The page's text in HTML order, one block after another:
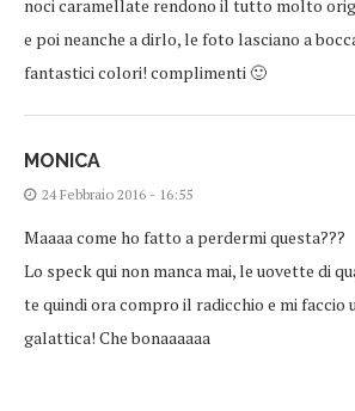
noci caramellate rendono il tutto molto
e poi neanche a dirlo, le foto lasciano a
fantastici colori! complimenti 🙂
MONICA
24 Febbraio 2016 - 16:55
Maaaa come ho fatto a perdermi questa???
Lo speck qui non manca mai, le uovette di
te quindi ora compro il radicchio e mi faccio
galattica! Che bonaaaaaa